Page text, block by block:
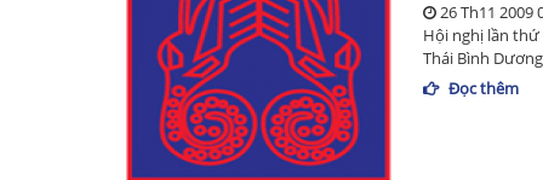
26 Th11 2009
Hội nghị lần thứ
Thái Bình
Đọc thêm